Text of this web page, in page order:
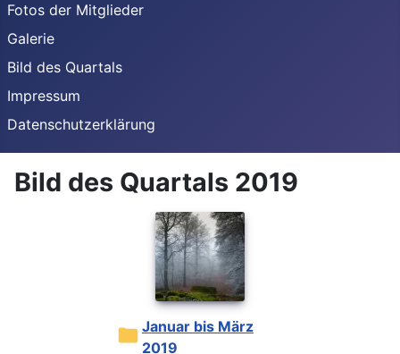
Fotos der Mitglieder
Galerie
Bild des Quartals
Impressum
Datenschutzerklärung
Bild des Quartals 2019
Januar bis März
2019